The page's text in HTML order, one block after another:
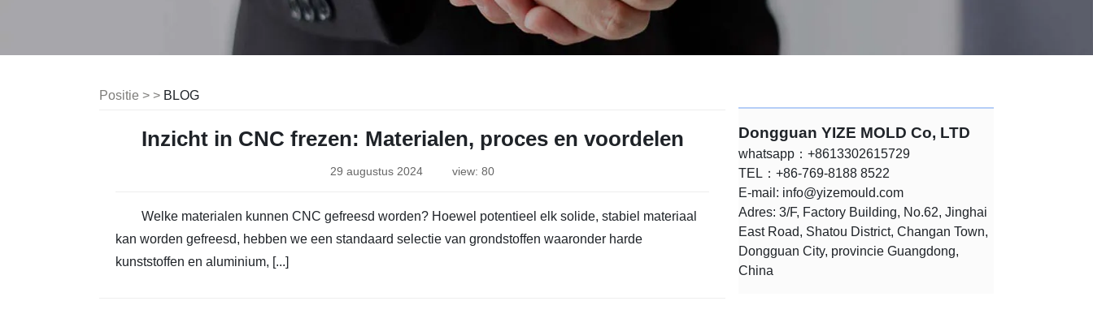
Positie > > BLOG
Inzicht in CNC frezen: Materialen, proces en voordelen
29 augustus 2024 view: 80
Welke materialen kunnen CNC gefreesd worden? Hoewel potentieel elk solide, stabiel materiaal
kan worden gefreesd, hebben we een standaard selectie van grondstoffen waaronder harde
kunststoffen en aluminium, [...]
Dongguan YIZE MOLD Co, LTD
whatsapp：+8613302615729
TEL：+86-769-8188 8522
E-mail: info@yizemould.com
Adres: 3/F, Factory Building, No.62, Jinghai
East Road, Shatou District, Changan Town,
Dongguan City, provincie Guangdong,
China